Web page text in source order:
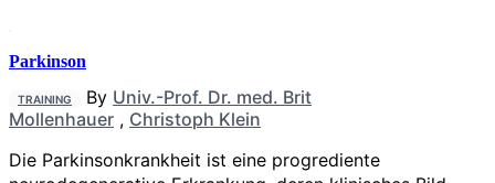
Parkinson
TRAINING By Univ.-Prof. Dr. med. Brit
Mollenhauer , Christoph Klein
Die Parkinsonkrankheit ist eine progrediente